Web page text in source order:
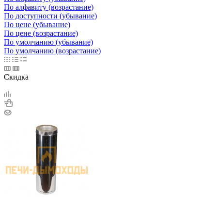
По алфавиту (возрастание)
По доступности (убывание)
По цене (убывание)
По цене (возрастание)
По умолчанию (убывание)
По умолчанию (возрастание)
Скидка